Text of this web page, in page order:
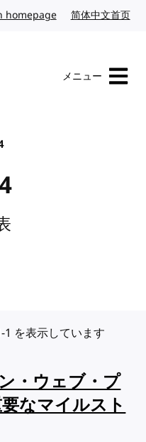
homepage英語简体中文首页中
メニュー
1 を表示しています
・ウェブ・プ
なマイルスト